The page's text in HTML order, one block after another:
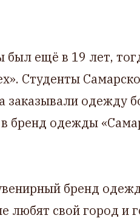
ещё в 19 лет,
Студенты
заказывали одежду
бренд одежды
бренд
любят свой город и